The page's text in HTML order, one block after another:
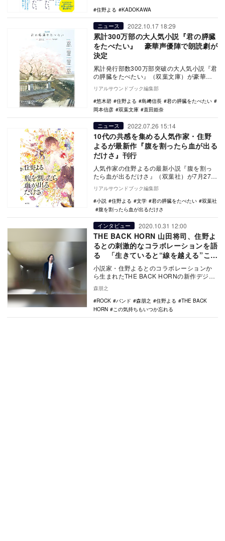
住野よる
KADOKAWA
ニュース 2022.10.17 18:29
累計300万部の大人気小説『君の膵臓
をたべたい』 豪華声優陣で朗読劇が
決定
累計発行部数300万部突破の大人気小説『君
の膵臓をたべたい』（双葉文庫）が豪華声
優陣によって2022年12月、朗読劇化する。
主人…
リアルサウンドブック編集部
悠木碧
住野よる 島﨑信長
君の膵臓をたべたい
岡本信彦
双葉文庫 直田姫奈
ニュース 2022.07.26 15:14
10代の共感を集める人気作家・住野
よるが最新作『腹を割ったら血が出る
だけさ』刊行
人気作家の住野よるの最新小説『腹を割っ
たら血が出るだけさ』（双葉社）が7月27日
に発売される。『君の膵臓をたべたい』
『青くて痛く…
リアルサウンドブック編集部
小説
住野よる 文学 君の膵臓をたべたい
双葉社
腹を割ったら血が出るだけさ
インタビュー 2020.10.31 12:00
THE BACK HORN 山田将司、住野よ
るとの刺激的なコラボレーションを語
る 「生きていると“線を越える”こと
が必要になる」
小説家・住野よるとのコラボレーションか
ら生まれたTHE BACK HORNの新作デジタ
ルEP『この気持ちもいつか忘れる』がリリ
ー…
森朋之
ROCK
バンド 森朋之 住野よる
THE BACK
HORN
この気持ちもいつか忘れる